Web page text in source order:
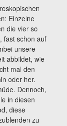
Einzelne
die vier so
fast schon auf
unsere
abbildet, wie
mal den
oder her.
Dennoch,
in diesen
diese
zu